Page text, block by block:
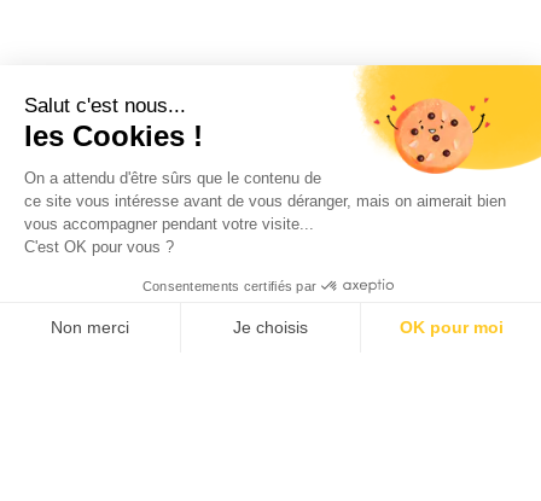
Salut c'est nous...
les Cookies !
On a attendu d'être sûrs que le contenu de
ce site vous intéresse avant de vous déranger, mais on aimerait bien
vous accompagner pendant votre visite...
C'est OK pour vous ?
Consentements certifiés par
Non merci Je choisis OK pour moi